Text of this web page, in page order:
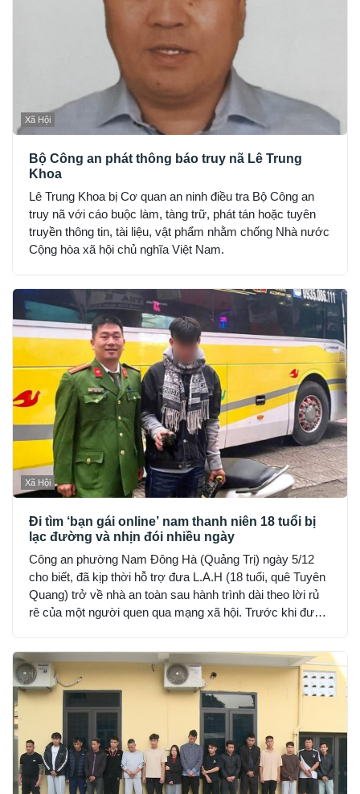
Xã Hội
Bộ Công an phát thông báo truy nã Lê Trung
Khoa
Lê Trung Khoa bị Cơ quan an ninh điều tra Bộ Công an
truy nã với cáo buộc làm, tàng trữ, phát tán hoặc tuyên
truyền thông tin, tài liệu, vật phẩm nhằm chống Nhà nước
Cộng hòa xã hội chủ nghĩa Việt Nam.
Xã Hội
Đi tìm ‘bạn gái online’ nam thanh niên 18 tuổi bị
lạc đường và nhịn đói nhiều ngày
Công an phường Nam Đông Hà (Quảng Trị) ngày 5/12
cho biết, đã kịp thời hỗ trợ đưa L.A.H (18 tuổi, quê Tuyên
Quang) trở về nhà an toàn sau hành trình dài theo lời rủ
rê của một người quen qua mạng xã hội. Trước khi được